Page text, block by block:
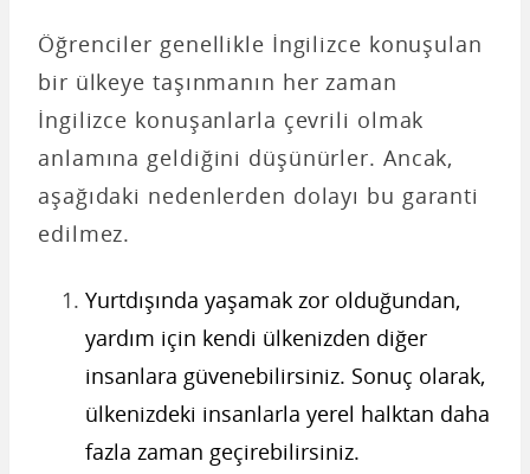
Öğrenciler genellikle İngilizce konuşulan
bir ülkeye taşınmanın her zaman
İngilizce konuşanlarla çevrili olmak
anlamına geldiğini düşünürler. Ancak,
aşağıdaki nedenlerden dolayı bu garanti
edilmez.
Yurtdışında yaşamak zor olduğundan,
yardım için kendi ülkenizden diğer
insanlara güvenebilirsiniz. Sonuç olarak,
ülkenizdeki insanlarla yerel halktan daha
fazla zaman geçirebilirsiniz.